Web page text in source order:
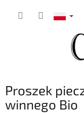
Proszek
winnego Bio